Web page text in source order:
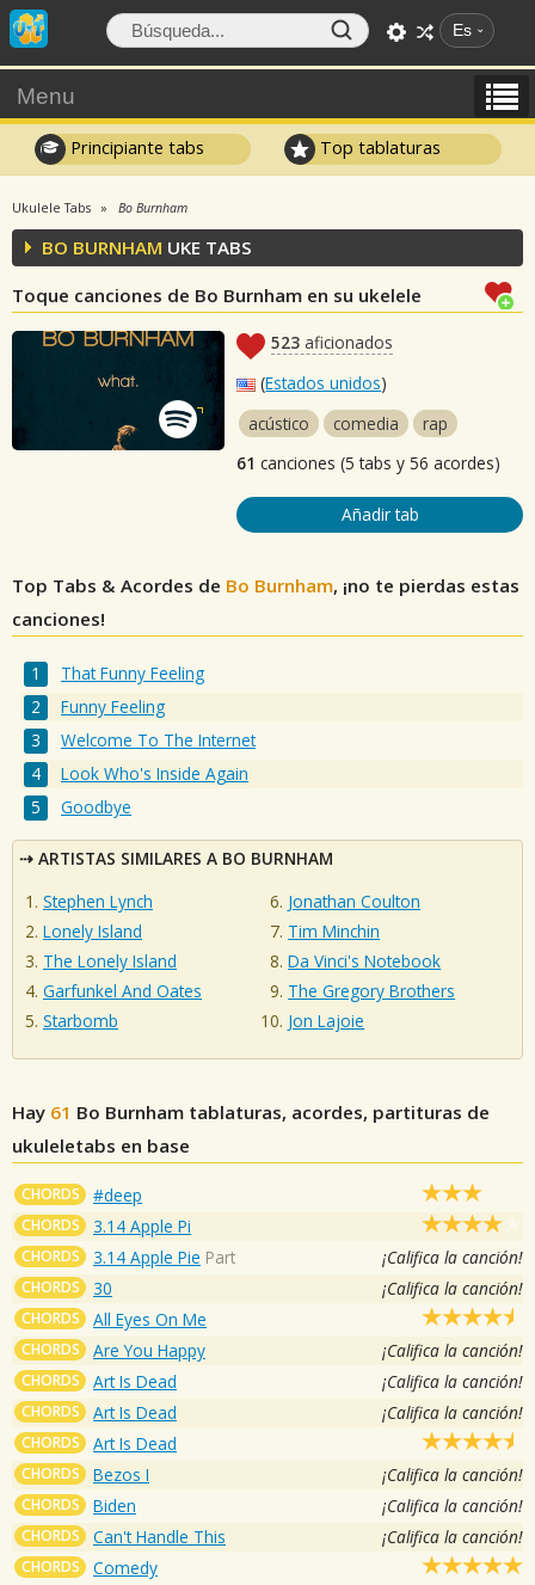
Es
Menu
Principiante tabs Top tablaturas
Ukulele Tabs Bo Burnham
BO BURNHAM UKE TABS
Toque canciones de Bo Burnham en su ukelele
523 aficionados
(Estados unidos)
acústico
comedia
rap
61 canciones (5 tabs y 56 acordes)
Añadir tab
Top Tabs & Acordes de Bo Burnham, ¡no te pierdas estas
canciones!
That Funny Feeling
Funny Feeling
Welcome To The Internet
Look Who's Inside Again
Goodbye
ARTISTAS SIMILARES A BO BURNHAM
Stephen Lynch
Lonely Island
The Lonely Island
Garfunkel And Oates
Starbomb
Jonathan Coulton
Tim Minchin
Da Vinci's Notebook
The Gregory Brothers
Jon Lajoie
Hay 61 Bo Burnham tablaturas, acordes, partituras de
ukuleletabs en base
CHORDS #deep
CHORDS 3.14 Apple Pi
CHORDS 3.14 Apple Pie Part ¡Califica la canción!
CHORDS 30 ¡Califica la canción!
CHORDS All Eyes On Me
CHORDS Are You Happy ¡Califica la canción!
CHORDS Art Is Dead ¡Califica la canción!
CHORDS Art Is Dead ¡Califica la canción!
CHORDS Art Is Dead
CHORDS Bezos I ¡Califica la canción!
CHORDS Biden ¡Califica la canción!
CHORDS Can't Handle This ¡Califica la canción!
CHORDS Comedy